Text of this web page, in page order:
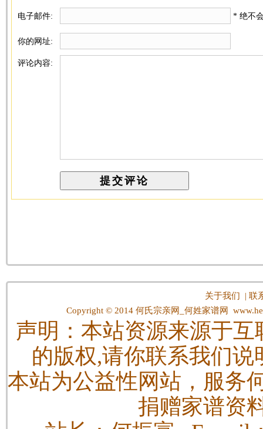
电子邮件: * 绝不
你的网址:
评论内容:
关于我们 |联
Copyright © 2014 何氏宗亲网_何姓家谱网
声明：本站资源来源于
的版权,请你联系我们
本站为公益性网站，服务
捐赠家谱资